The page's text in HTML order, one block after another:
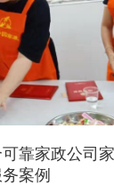
靠家政公司家
案例